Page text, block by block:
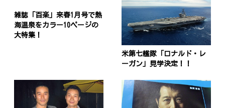
雑誌「百楽」来春1月号で熱
海温泉をカラー10ページの
大特集！
米第七艦隊「ロナルド・レ
ーガン」見学決定！！